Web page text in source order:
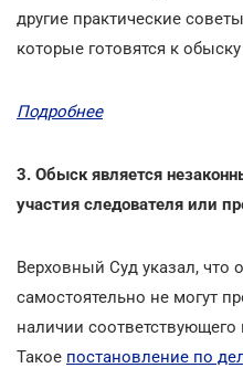
другие практические
которые готовятся к
Подробнее
3. Обыск является
участия следователя или
Верховный Суд указал, что
самостоятельно не могут
наличии соответствующего
Такое постановление по